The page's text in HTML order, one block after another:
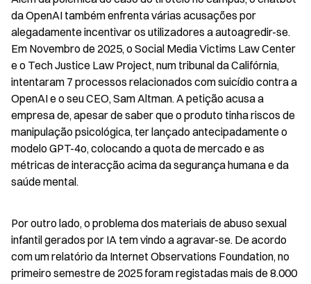
da OpenAI também enfrenta várias acusações por
alegadamente incentivar os utilizadores a autoagredir-se.
Em Novembro de 2025, o Social Media Victims Law Center
e o Tech Justice Law Project, num tribunal da Califórnia,
intentaram 7 processos relacionados com suicídio contra a
OpenAI e o seu CEO, Sam Altman. A petição acusa a
empresa de, apesar de saber que o produto tinha riscos de
manipulação psicológica, ter lançado antecipadamente o
modelo GPT-4o, colocando a quota de mercado e as
métricas de interacção acima da segurança humana e da
saúde mental.
Por outro lado, o problema dos materiais de abuso sexual
infantil gerados por IA tem vindo a agravar-se. De acordo
com um relatório da Internet Observations Foundation, no
primeiro semestre de 2025 foram registadas mais de 8.000